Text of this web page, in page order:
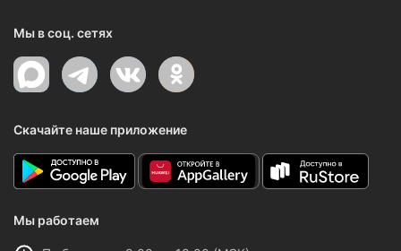
Мы в соц. сетях
Скачайте наше приложение
Мы работаем